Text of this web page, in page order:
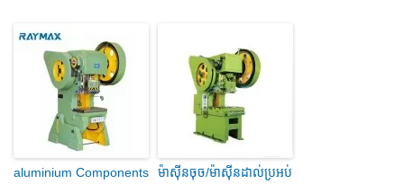
aluminium Components
ម៉ាស៊ីនចុច/ម៉ាស៊ីនដាល់ប្រអប់